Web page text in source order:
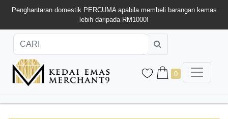
Penghantaran domestik PERCUMA apabila membeli barangan kemas
lebih daripada RM1000!
0